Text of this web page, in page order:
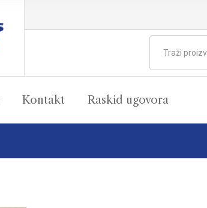
Kontakt Raskid ugovora